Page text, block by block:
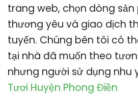
trang web, chọn dòng
thương yêu và giao dịch
tuyến. Chúng bên tôi có
tại nhà đã muốn theo
nhưng người sử dụng nhu
Tươi Huyện Phong Điền